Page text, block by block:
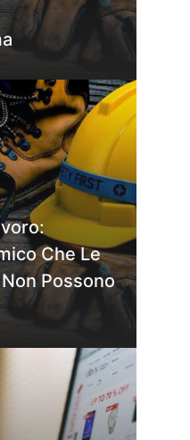
Che Le
Possono